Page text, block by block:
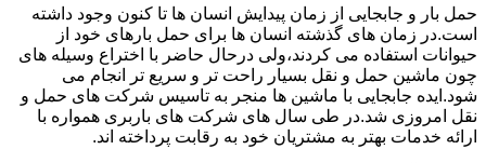
حمل بار و جابجایی از زمان پیدایش انسان ها تا کنون وجود داشته
است.در زمان های گذشته انسان ها برای حمل بارهای خود از
حیوانات استفاده می کردند،ولی درحال حاضر با اختراع وسیله های
چون ماشین حمل و نقل بسیار راحت تر و سریع تر انجام می
شود.ایده جابجایی با ماشین ها منجر به تاسیس شرکت های حمل و
نقل امروزی شد.در طی سال های شرکت های باربری همواره با
ارائه خدمات بهتر به مشتریان خود به رقابت پرداخته اند.